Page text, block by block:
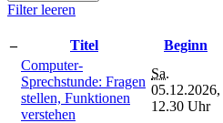
Filter leeren
– Titel Beginn
Computer-
Sprechstunde: Fragen
stellen, Funktionen
verstehen
Sa.
05.12.2026,
12.30 Uhr